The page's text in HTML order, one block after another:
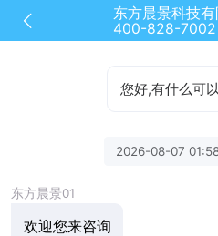
400-828-7002
您好,有什么可
2026-08-07
东方晨景01
欢迎您来咨询